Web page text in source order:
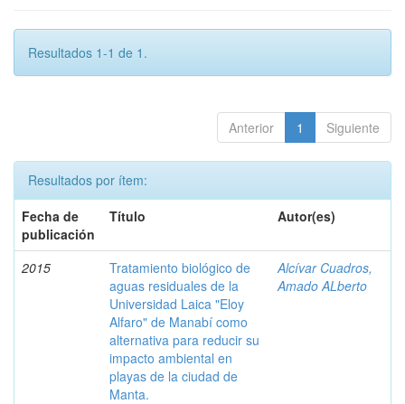
Resultados 1-1 de 1.
Anterior 1 Siguiente
Resultados por ítem:
Fecha de
publicación
Título Autor(es)
2015
Tratamiento biológico de
aguas residuales de la
Universidad Laica "Eloy
Alfaro" de Manabí como
alternativa para reducir su
impacto ambiental en
playas de la ciudad de
Manta.
Alcívar Cuadros,
Amado ALberto